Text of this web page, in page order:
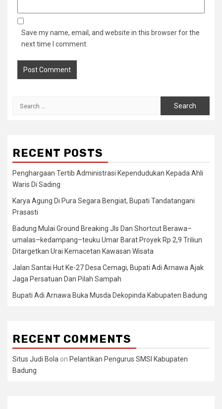
Save my name, email, and website in this browser for the
next time I comment.
RECENT POSTS
Penghargaan Tertib Administrasi Kependudukan Kepada Ahli
Waris Di Sading
Karya Agung Di Pura Segara Bengiat, Bupati Tandatangani
Prasasti
Badung Mulai Ground Breaking Jls Dan Shortcut Berawa–
umalas–kedampang–teuku Umar Barat Proyek Rp 2,9 Triliun
Ditargetkan Urai Kemacetan Kawasan Wisata
Jalan Santai Hut Ke-27 Desa Cemagi, Bupati Adi Arnawa Ajak
Jaga Persatuan Dan Pilah Sampah
Bupati Adi Arnawa Buka Musda Dekopinda Kabupaten Badung
RECENT COMMENTS
Situs Judi Bola on Pelantikan Pengurus SMSI Kabupaten
Badung